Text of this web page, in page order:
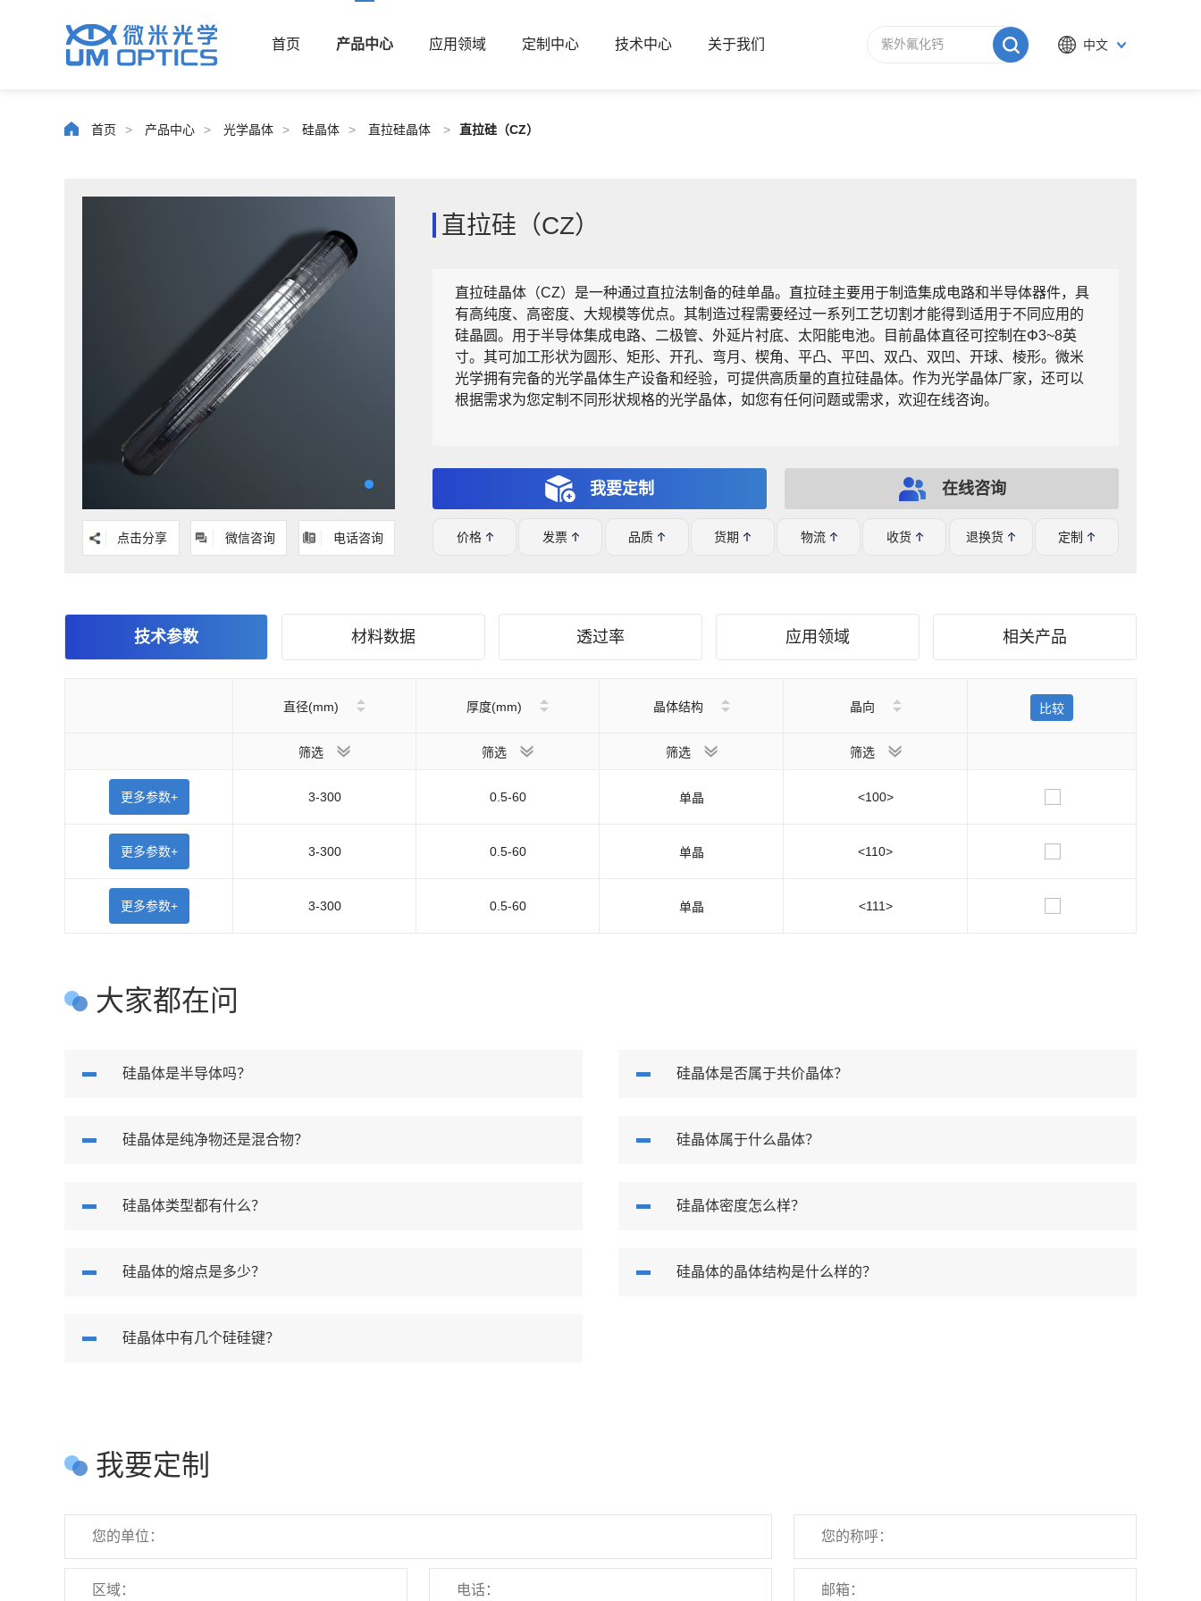
首页 产品中心 应用领域 定制中心 技术中心 关于我们 中文
首页 > 产品中心 > 光学晶体 > 硅晶体 > 直拉硅晶体 > 直拉硅（CZ）
点击分享 微信咨询 电话咨询
直拉硅（CZ）
直拉硅晶体（CZ）是一种通过直拉法制备的硅单晶。直拉硅主要用于制造集成电路和半导体器件，具
有高纯度、高密度、大规模等优点。其制造过程需要经过一系列工艺切割才能得到适用于不同应用的
硅晶圆。用于半导体集成电路、二极管、外延片衬底、太阳能电池。目前晶体直径可控制在Φ3~8英
寸。其可加工形状为圆形、矩形、开孔、弯月、楔角、平凸、平凹、双凸、双凹、开球、棱形。微米
光学拥有完备的光学晶体生产设备和经验，可提供高质量的直拉硅晶体。作为光学晶体厂家，还可以
根据需求为您定制不同形状规格的光学晶体，如您有任何问题或需求，欢迎在线咨询。
我要定制 在线咨询
价格 发票 品质 货期 物流 收货 退换货 定制
技术参数 材料数据 透过率 应用领域 相关产品
直径(mm) 厚度(mm) 晶体结构 晶向 比较
筛选 筛选 筛选 筛选
更多参数+ 3-300 0.5-60 单晶 <100>
更多参数+ 3-300 0.5-60 单晶 <110>
更多参数+ 3-300 0.5-60 单晶 <111>
大家都在问
硅晶体是半导体吗？ 硅晶体是否属于共价晶体？
硅晶体是纯净物还是混合物？ 硅晶体属于什么晶体？
硅晶体类型都有什么？ 硅晶体密度怎么样？
硅晶体的熔点是多少？ 硅晶体的晶体结构是什么样的？
硅晶体中有几个硅硅键？
我要定制